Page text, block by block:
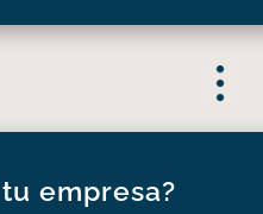
empresa?